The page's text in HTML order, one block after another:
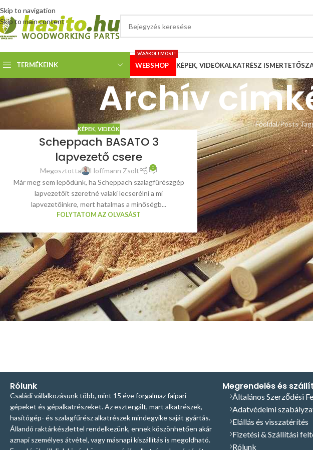
Skip to navigation
Skip to main content
TERMÉKEINK WEBSHOP
VÁSÁROLJ MOST!
KÉPEK, VIDEÓKALKATRÉSZ ISMERTETŐ
Archív
Főoldal Posts
KÉPEK, VIDEÓK
Scheppach BASATO 3
lapvezető csere
Megosztotta Hoffmann Zsolt 0
Már meg sem lepődünk, ha Scheppach szalagfűrészgép
lapvezetőit szeretné valaki lecserélni a mi
lapvezetőinkre, mert hatalmas a minőségb...
FOLYTATOM AZ OLVASÁST
Rólunk
Családi vállalkozásunk több, mint 15 éve forgalmaz faipari
gépeket és gépalkatrészeket. Az esztergált, mart alkatrészek,
hasítógép- és szalagfűrész alkatrészek mindegyike saját gyártás.
Állandó raktárkészlettel rendelkezünk, ennek köszönhetően akár
aznapi személyes átvétel, vagy másnapi kiszállítás is megoldható.
Megrendelés és
Általános Szerződési
Adatvédelmi
Elállás és visszatérítés
Fizetési & Szállítási
Rólunk